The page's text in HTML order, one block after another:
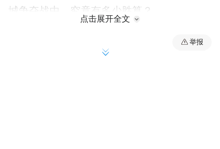
城争夺战中，究竟有多少胜算？
点击展开全文
举报